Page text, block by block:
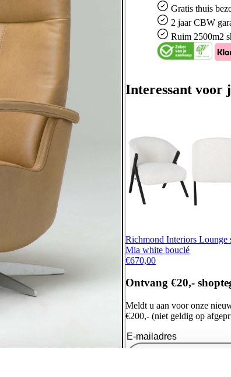
Gratisthuis
2 jaar CBW
Ruim 2500m2
Interessant voor
Richmond Interiors Lounge
Mia white bouclé
€670,00
Ontvang €20,-
Meldt u aan voor onze
€200,- (niet geldig op